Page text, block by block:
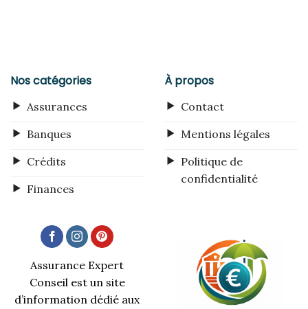
Nos catégories
Assurances
Banques
Crédits
Finances
À propos
Contact
Mentions légales
Politique de
confidentialité
Assurance Expert
Conseil est un site
d’information dédié aux